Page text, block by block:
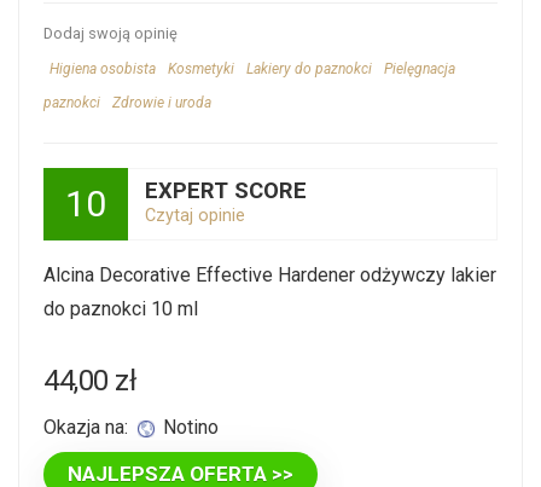
Dodaj swoją opinię
Higiena osobista Kosmetyki Lakiery do paznokci
Pielęgnacja
paznokci
Zdrowie i uroda
10 EXPERT SCORE
Czytaj opinie
Alcina Decorative Effective Hardener odżywczy lakier
do paznokci 10 ml
44,00 zł
Okazja na: Notino
NAJLEPSZA OFERTA >>